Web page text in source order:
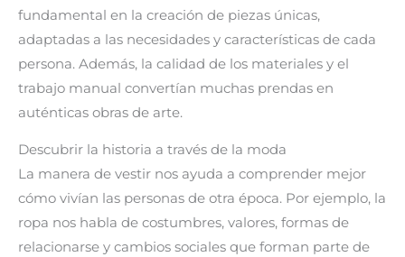
fundamental en la creación de piezas únicas,
adaptadas a las necesidades y características de cada
persona. Además, la calidad de los materiales y el
trabajo manual convertían muchas prendas en
auténticas obras de arte.
Descubrir la historia a través de la moda
La manera de vestir nos ayuda a comprender mejor
cómo vivían las personas de otra época. Por ejemplo, la
ropa nos habla de costumbres, valores, formas de
relacionarse y cambios sociales que forman parte de